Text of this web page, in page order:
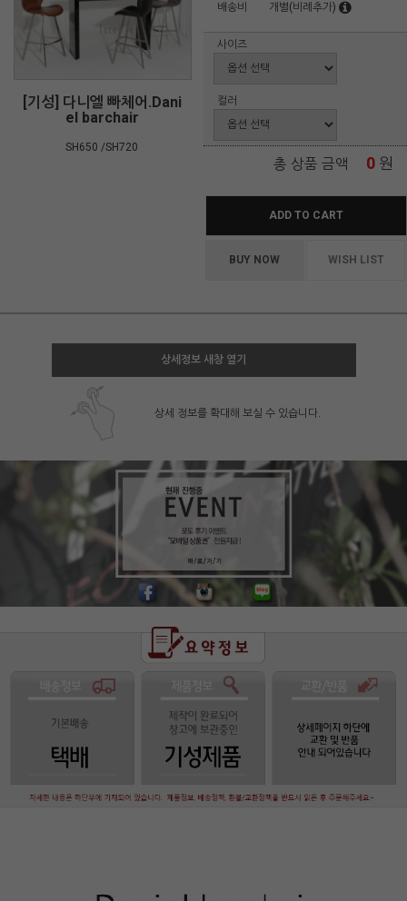
[기성] 다니엘 빠체어.Dani
el barchair
SH650 /SH720
배송비
개별(비례추가)
사이즈
컬러
총 상품 금액 0 원
ADD TO CART
BUY NOW WISH LIST
상세정보 새창 열기
상세 정보를 확대해 보실 수 있습니다.